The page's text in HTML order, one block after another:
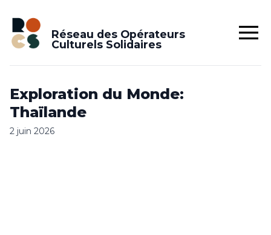
Réseau des Opérateurs
Culturels Solidaires
Exploration du Monde:
Thaïlande
2 juin 2026